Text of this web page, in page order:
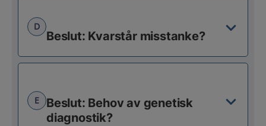
D
Beslut: Kvarstår misstanke?
E
Beslut: Behov av genetisk
diagnostik?